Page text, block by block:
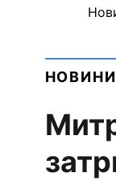
НОВИНИ